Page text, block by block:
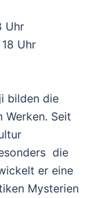
Uhr
Uhr
bilden die
Werken. Seit
die
er eine
Mysterien